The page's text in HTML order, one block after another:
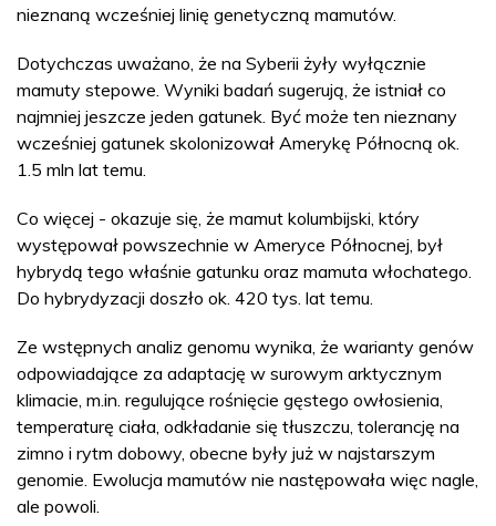
nieznaną wcześniej linię genetyczną mamutów.
Dotychczas uważano, że na Syberii żyły wyłącznie
mamuty stepowe. Wyniki badań sugerują, że istniał co
najmniej jeszcze jeden gatunek. Być może ten nieznany
wcześniej gatunek skolonizował Amerykę Północną ok.
1.5 mln lat temu.
Co więcej - okazuje się, że mamut kolumbijski, który
występował powszechnie w Ameryce Północnej, był
hybrydą tego właśnie gatunku oraz mamuta włochatego.
Do hybrydyzacji doszło ok. 420 tys. lat temu.
Ze wstępnych analiz genomu wynika, że warianty genów
odpowiadające za adaptację w surowym arktycznym
klimacie, m.in. regulujące rośnięcie gęstego owłosienia,
temperaturę ciała, odkładanie się tłuszczu, tolerancję na
zimno i rytm dobowy, obecne były już w najstarszym
genomie. Ewolucja mamutów nie następowała więc nagle,
ale powoli.